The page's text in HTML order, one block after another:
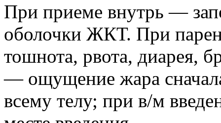
При приеме внутрь —
оболочки ЖКТ. При
тошнота, рвота, диарея,
— ощущение жара
всему телу; при в/м